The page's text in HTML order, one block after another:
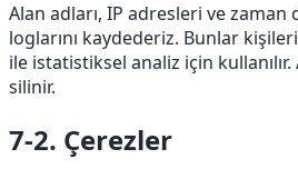
Alan adları, IP adresleri ve zaman
loglarını kaydederiz. Bunlar
ile istatistiksel analiz için
silinir.
7-2. Çerezler